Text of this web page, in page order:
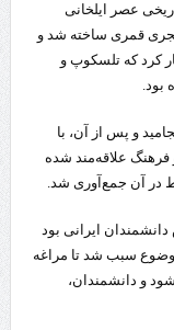
عصر ایلخانی
با تلاش‌های خواجه نصیر و در سال ۶۵۷ هجری قمری ساخته شد و
کرد که تلسکوپ و
بود.
سال به‌ طول انجامید و پس از آن، با
فرهنگ علاقه‌مند شده
در آن جمع‌آوری شد.
ایرانی بود
سبب شد تا مراغه
و دانشمندان،